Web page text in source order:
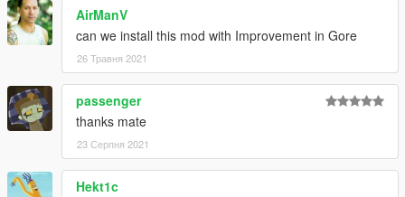
AirManV
can we install this mod with Improvement in Gore
26 Травня 2021
passenger
thanks mate
23 Серпня 2021
Hekt1c